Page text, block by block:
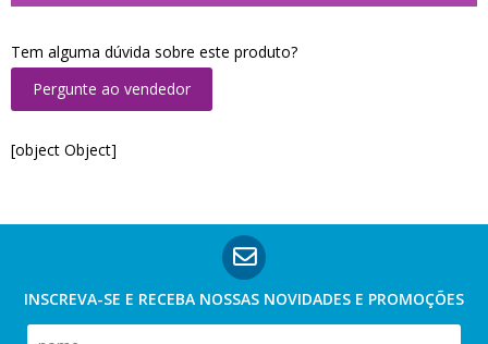
Tem alguma dúvida sobre este produto?
Pergunte ao vendedor
[object Object]
INSCREVA-SE E RECEBA NOSSAS NOVIDADES E PROMOÇÕES